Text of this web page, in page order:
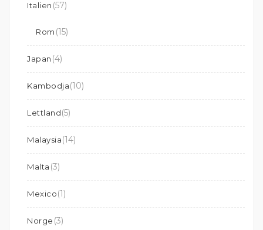
Italien (57)
Rom (15)
Japan (4)
Kambodja(10)
Lettland(5)
Malaysia(14)
Malta (3)
Mexico(1)
Norge (3)